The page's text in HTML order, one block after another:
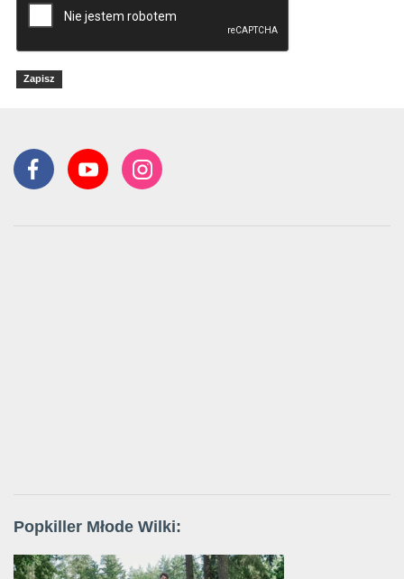
Popkiller Młode Wilki: